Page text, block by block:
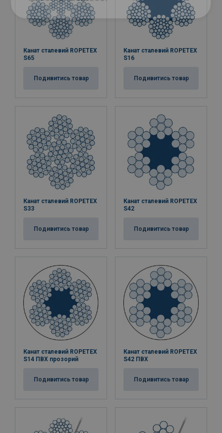
Канат сталевий ROPETEX
S65
Подивитись товар
Канат сталевий ROPETEX
S16
Подивитись товар
Канат сталевий ROPETEX
S33
Подивитись товар
Канат сталевий ROPETEX
S42
Подивитись товар
Канат сталевий ROPETEX
S14 ПВХ прозорий
Подивитись товар
Канат сталевий ROPETEX
S42 ПВХ
Подивитись товар